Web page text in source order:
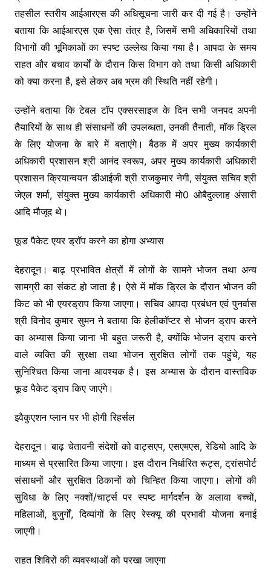
तहसील स्तरीय आईआरएस की अधिसूचना जारी कर दी गई है। उन्होंने
बताया कि आईआरएस एक ऐसा तंत्र है, जिसमें सभी अधिकारियों तथा
विभागों की भूमिकाओं का स्पष्ट उल्लेख किया गया है। आपदा के समय
राहत और बचाव कार्यों के दौरान किस विभाग को तथा किसी अधिकारी
को क्या करना है, इसे लेकर अब भ्रम की स्थिति नहीं रहेगी।
उन्होंने बताया कि टेबल टॉप एक्सरसाइज के दिन सभी जनपद अपनी
तैयारियों के साथ ही संसाधनों की उपलब्धता, उनकी तैनाती, मॉक ड्रिल
के लिए योजना के बारे में बताएंगे। बैठक में अपर मुख्य कार्यकारी
अधिकारी प्रशासन श्री आनंद स्वरूप, अपर मुख्य कार्यकारी अधिकारी
प्रशासन क्रियान्वयन डीआईजी श्री राजकुमार नेगी, संयुक्त सचिव श्री
जेएल शर्मा, संयुक्त मुख्य कार्यकारी अधिकारी मो0 ओबैदुल्लाह अंसारी
आदि मौजूद थे।
फूड पैकेट एयर ड्रॉप करने का होगा अभ्यास
देहरादून। बाढ़ प्रभावित क्षेत्रों में लोगों के सामने भोजन तथा अन्य
सामग्री का संकट हो जाता है। ऐसे में मॉक ड्रिल के दौरान भोजन की
किट को भी एयरड्राप किया जाएगा। सचिव आपदा प्रबंधन एवं पुनर्वास
श्री विनोद कुमार सुमन ने बताया कि हेलीकॉप्टर से भोजन ड्राप करने
का अभ्यास किया जाना भी बहुत जरूरी है, क्योंकि भोजन ड्राप करने
वाले व्यक्ति की सुरक्षा तथा भोजन सुरक्षित लोगों तक पहुंचे, यह
सुनिश्चित किया जाना आवश्यक है। इस अभ्यास के दौरान वास्तविक
फूड पैकेट ड्राप किए जाएंगे।
इवैकुएशन प्लान पर भी होगी रिहर्सल
देहरादून। बाढ़ चेतावनी संदेशों को वाट्सएप, एसएमएस, रेडियो आदि के
माध्यम से प्रसारित किया जाएगा। इस दौरान निर्धारित रूट्स, ट्रांसपोर्ट
संसाधनों और सुरक्षित ठिकानों को चिन्हित किया जाएगा। लोगों की
सुविधा के लिए नक्शों/चार्ट्स पर स्पष्ट मार्गदर्शन के अलावा बच्चों,
महिलाओं, बुजुर्गों, दिव्यांगों के लिए रेस्क्यू की प्रभावी योजना बनाई
जाएगी।
राहत शिविरों की व्यवस्थाओं को परखा जाएगा